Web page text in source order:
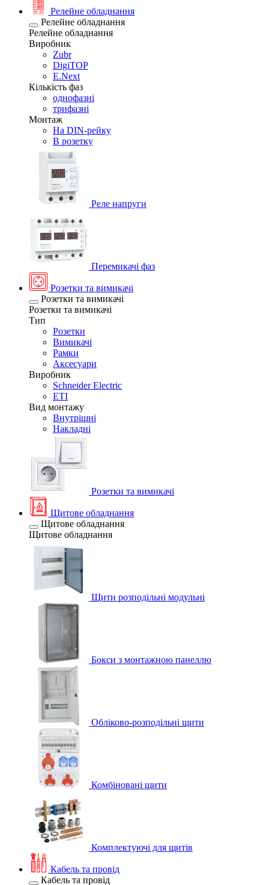
Релейне обладнання
Релейне обладнання
Релейне обладнання
Виробник
Zubr
DigiTOP
E.Next
Кількість фаз
однофазні
трифазні
Монтаж
На DIN-рейку
В розетку
Реле напруги
Перемикачі фаз
Розетки та вимикачі
Розетки та вимикачі
Розетки та вимикачі
Тип
Розетки
Вимикачі
Рамки
Аксесуари
Виробник
Schneider Electric
ETI
Вид монтажу
Внутрішні
Накладні
Розетки та вимикачі
Щитове обладнання
Щитове обладнання
Щитове обладнання
Щити розподільні модульні
Бокси з монтажною панеллю
Обліково-розподільні щити
Комбіновані щити
Комплектуючі для щитів
Кабель та провід
Кабель та провід